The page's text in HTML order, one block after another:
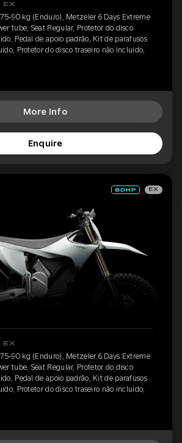
EX
90 kg (Enduro), Metzeler 6 Days Extreme
tube, Seat Regular, Protetor do disco
Pedal de apoio padrão, Kit de parafusos
Protetor do disco traseiro não incluído,
More Info
Enquire
EX
EX
90 kg (Enduro), Metzeler 6 Days Extreme
tube, Seat Regular, Protetor do disco
Pedal de apoio padrão, Kit de parafusos
Protetor do disco traseiro não incluído,